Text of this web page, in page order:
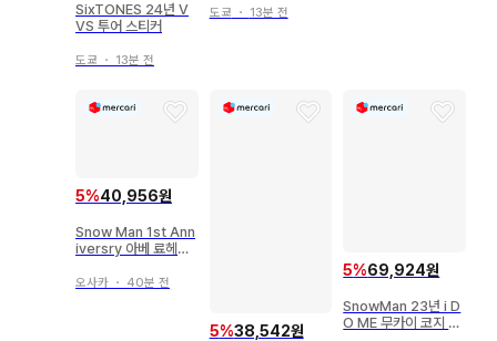
SixTONES 24년 V
VS 투어 스티커
도쿄 ・ 13분 전
모리모토 신타로 스티
도쿄 ・ 13분 전
5%40,956원
Snow Man 1st Ann
iversry 아베 료헤이
오사카 ・ 40분 전
5%38,542원
5%69,924원
SnowMan 23년 i D
O ME 무카이 코지 봉